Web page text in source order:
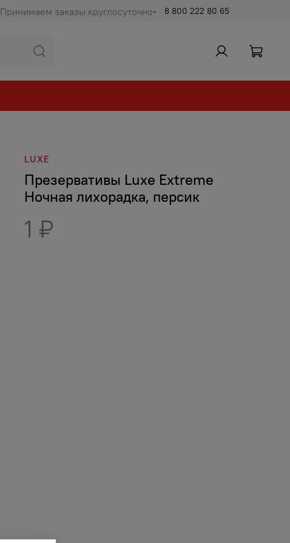
Принимаем заказы круглосуточно 8 800 222 80 65
LUXE
Презервативы Luxe Extreme
Ночная лихорадка, персик
1 ₽